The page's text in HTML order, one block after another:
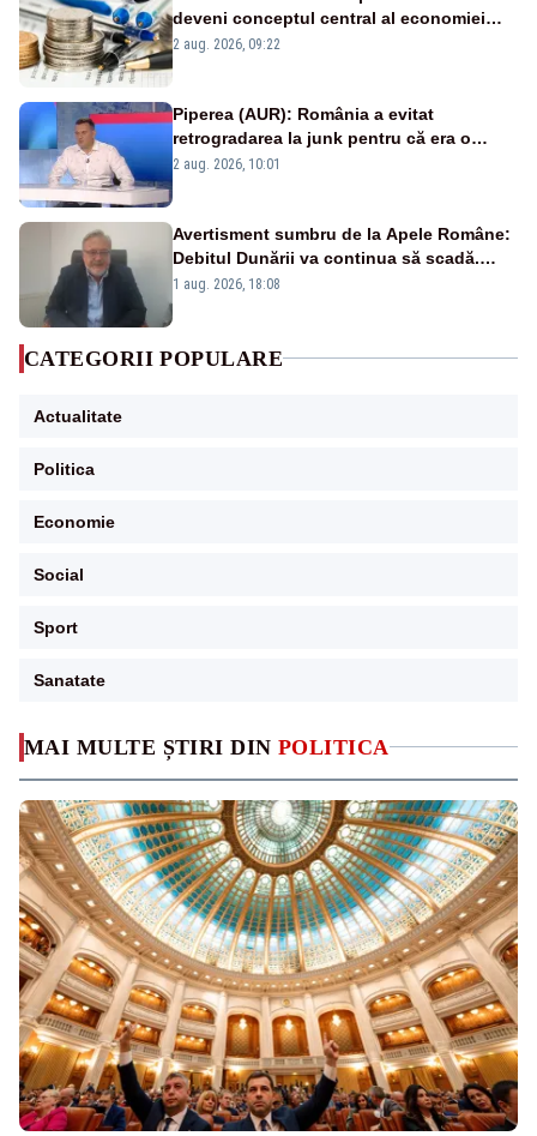
MAI MULTE ȘTIRI DIN POLITICA
deveni conceptul central al economiei
viitoare?
2 aug. 2026, 09:22
Piperea (AUR): România a evitat
retrogradarea la junk pentru că era o
catastrofă pentru bănci și fondurile de
2 aug. 2026, 10:01
Avertisment sumbru de la Apele Române:
Debitul Dunării va continua să scadă.
Cernavodă s-ar putea închide în 4 zile
1 aug. 2026, 18:08
CATEGORII POPULARE
Actualitate
Politica
Economie
Social
Sport
Sanatate